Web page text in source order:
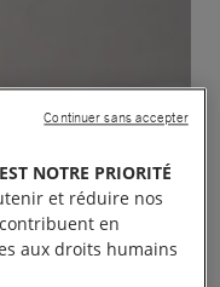
NOTRE PRIORITÉ
et réduire nos
en
aux droits humains
Continuer sans accepter